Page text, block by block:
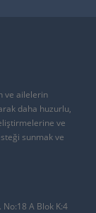
ve ailelerin
daha huzurlu,
ve
sunmak ve
No:18 A Blok K:4